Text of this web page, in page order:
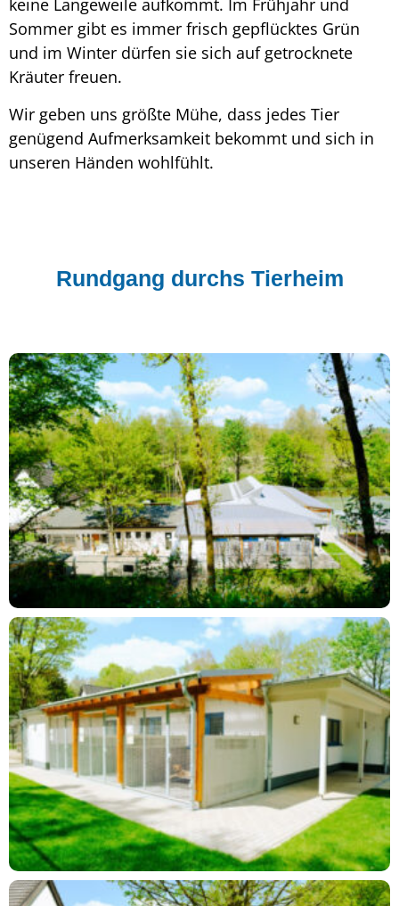
keine Langeweile aufkommt. Im Frühjahr und
Sommer gibt es immer frisch gepflücktes Grün
und im Winter dürfen sie sich auf getrocknete
Kräuter freuen.
Wir geben uns größte Mühe, dass jedes Tier
genügend Aufmerksamkeit bekommt und sich in
unseren Händen wohlfühlt.
Rundgang durchs Tierheim